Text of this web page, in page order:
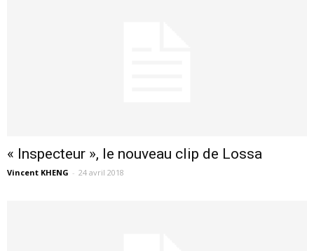
« Inspecteur », le nouveau clip de Lossa
Vincent KHENG - 24 avril 2018